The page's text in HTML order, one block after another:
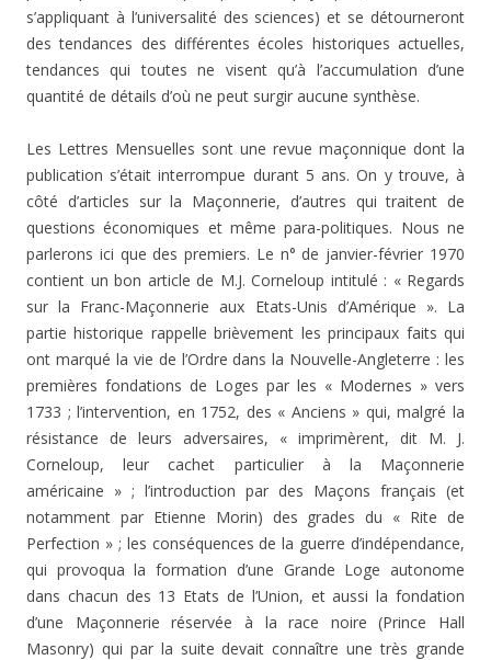
s’appliquant à l’universalité des sciences) et se détourneront
des tendances des différentes écoles historiques actuelles,
tendances qui toutes ne visent qu’à l’accumulation d’une
quantité de détails d’où ne peut surgir aucune synthèse.
Les Lettres Mensuelles sont une revue maçonnique dont la
publication s’était interrompue durant 5 ans. On y trou­ve, à
côté d’articles sur la Maçonnerie, d’autres qui traitent de
questions économiques et même para-politiques. Nous ne
parlerons ici que des premiers. Le n° de janvier-février 1970
contient un bon article de M.J. Corneloup intitulé : « Regards
sur la Franc-Maçonnerie aux Etats-Unis d’Amé­rique ». La
partie historique rappelle brièvement les principaux faits qui
ont marqué la vie de l’Ordre dans la Nouvelle-Angleterre : les
premières fondations de Loges par les « Modernes » vers
1733 ; l’intervention, en 1752, des « Anciens » qui, malgré la
résistance de leurs adversaires, « imprimèrent, dit M. J.
Corneloup, leur cachet particulier à la Maçonnerie
américaine » ; l’introduction par des Maçons français (et
notamment par Etienne Morin) des grades du « Rite de
Perfection » ; les conséquences de la guerre d’indépendance,
qui provoqua la formation d’une Grande Loge autonome
dans chacun des 13 Etats de l’Union, et aussi la fondation
d’une Maçonnerie réservée à la race noire (Prince Hall
Masonry) qui par la suite devait connaître une très grande